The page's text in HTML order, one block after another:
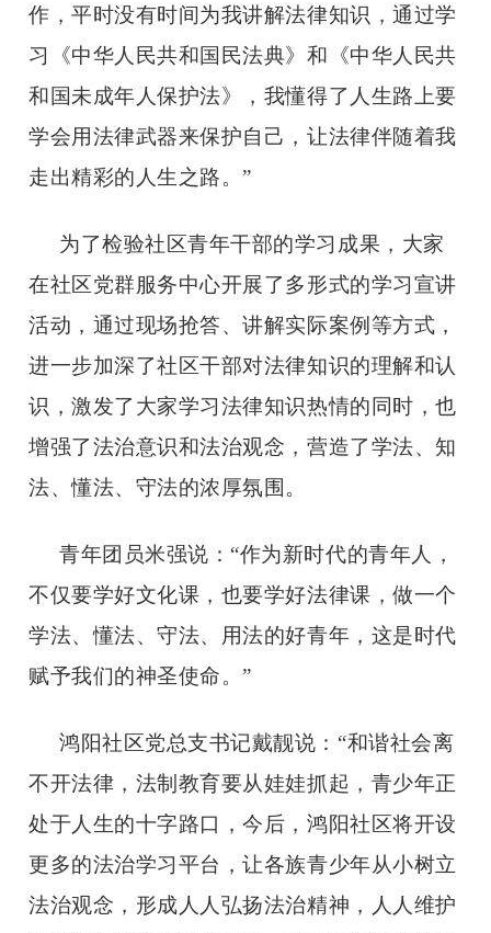
作，平时没有时间为我讲解法律知识，通过学
习《中华人民共和国民法典》和《中华人民共
和国未成年人保护法》，我懂得了人生路上要
学会用法律武器来保护自己，让法律伴随着我
走出精彩的人生之路。”
为了检验社区青年干部的学习成果，大家
在社区党群服务中心开展了多形式的学习宣讲
活动，通过现场抢答、讲解实际案例等方式，
进一步加深了社区干部对法律知识的理解和认
识，激发了大家学习法律知识热情的同时，也
增强了法治意识和法治观念，营造了学法、知
法、懂法、守法的浓厚氛围。
青年团员米强说： “作为新时代的青年人，
不仅要学好文化课，也要学好法律课，做一个
学法、懂法、守法、用法的好青年，这是时代
赋予我们的神圣使命。”
鸿阳社区党总支书记戴靓说： “和谐社会离
不开法律，法制教育要从娃娃抓起，青少年正
处于人生的十字路口，今后，鸿阳社区将开设
更多的法治学习平台，让各族青少年从小树立
法治观念，形成人人弘扬法治精神，人人维护